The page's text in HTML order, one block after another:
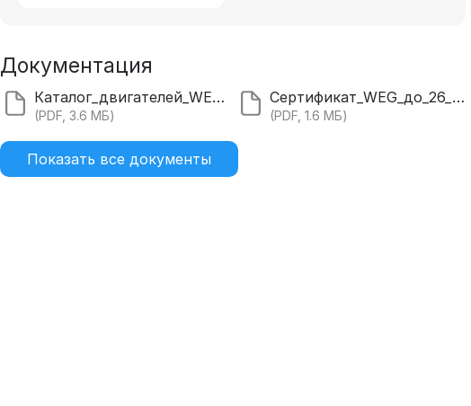
Документация
Каталог_двигателей_WEG_20.pdf
(PDF, 3.6 МБ)
Сертификат_WEG_до_26_года.pdf
(PDF, 1.6 МБ)
Показать все документы